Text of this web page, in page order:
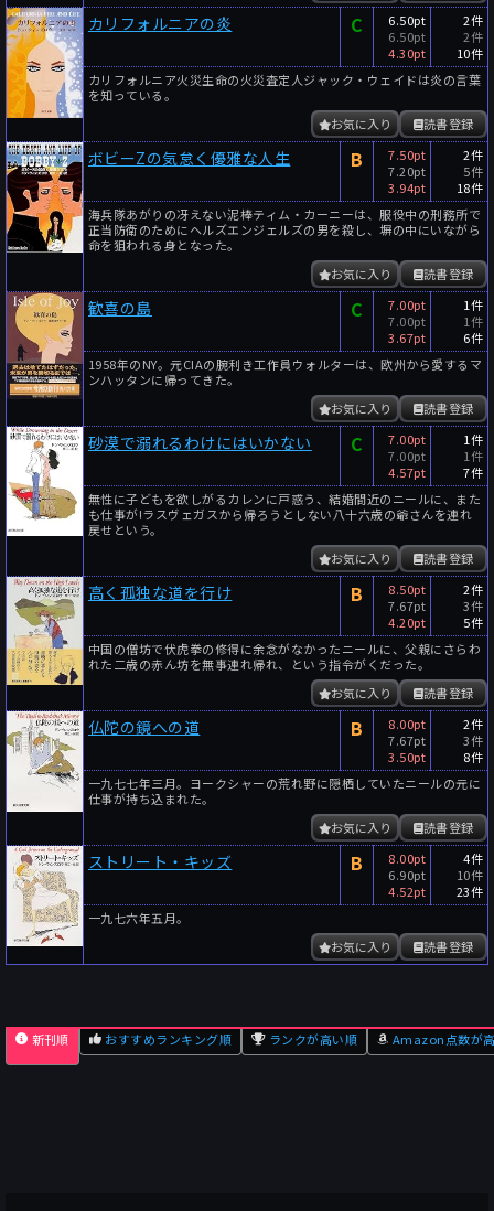
カリフォルニアの炎 C
6.50pt
6.50pt
4.30pt
2件
2件
10件
カリフォルニア火災生命の火災査定人ジャック・ウェイドは炎の言葉
を知っている。
読書登録
お気に入り
ボビーZの気怠く優雅な人生 B
7.50pt
7.20pt
3.94pt
2件
5件
18件
海兵隊あがりの冴えない泥棒ティム・カーニーは、服役中の刑務所で
正当防衛のためにヘルズエンジェルズの男を殺し、塀の中にいながら
命を狙われる身となった。
読書登録
お気に入り
歓喜の島 C
7.00pt
7.00pt
3.67pt
1件
1件
6件
1958年のNY。元CIAの腕利き工作員ウォルターは、欧州から愛するマ
ンハッタンに帰ってきた。
読書登録
お気に入り
砂漠で溺れるわけにはいかない C
7.00pt
7.00pt
4.57pt
1件
1件
7件
無性に子どもを欲しがるカレンに戸惑う、結婚間近のニールに、また
も仕事が!ラスヴェガスから帰ろうとしない八十六歳の爺さんを連れ
戻せという。
読書登録
お気に入り
高く孤独な道を行け B
8.50pt
7.67pt
4.20pt
2件
3件
5件
中国の僧坊で伏虎拳の修得に余念がなかったニールに、父親にさらわ
れた二歳の赤ん坊を無事連れ帰れ、という指令がくだった。
読書登録
お気に入り
仏陀の鏡への道 B
8.00pt
7.67pt
3.50pt
2件
3件
8件
一九七七年三月。ヨークシャーの荒れ野に隠栖していたニールの元に
仕事が持ち込まれた。
読書登録
お気に入り
ストリート・キッズ B
8.00pt
6.90pt
4.52pt
4件
10件
23件
一九七六年五月。
読書登録
お気に入り
新刊順 おすすめランキング順 ランクが高い順 Amazon点数が